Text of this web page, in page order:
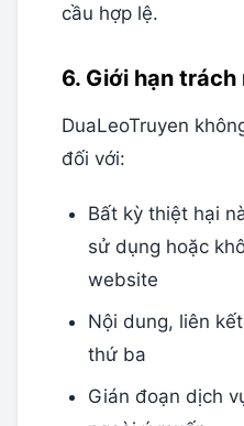
cầu hợp lệ.
6. Giới hạn trách
DuaLeoTruyen
đối với:
Bất kỳ thiệt hại
sử dụng hoặc
website
Nội dung, liên
thứ ba
Gián đoạn dịch